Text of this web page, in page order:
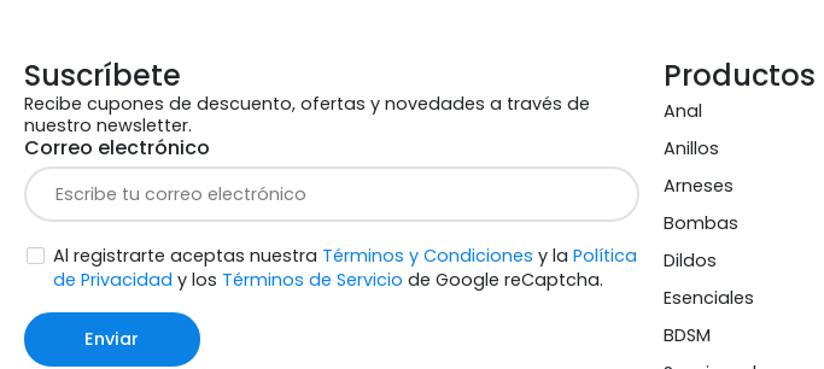
Suscríbete
Recibe cupones de descuento, ofertas y novedades a través de
nuestro newsletter.
Correo electrónico
Al registrarte aceptas nuestra Términos y Condiciones y la Política
de Privacidad y los Términos de Servicio de Google reCaptcha.
Enviar
Productos
Anal
Anillos
Arneses
Bombas
Dildos
Esenciales
BDSM